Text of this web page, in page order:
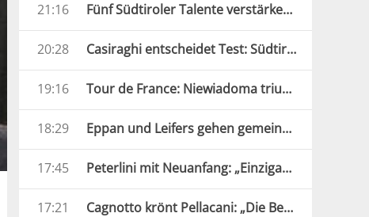
21:16 Fünf Südtiroler Talente verstärken die Carabinieri
20:28 Casiraghi entscheidet Test: Südtirol bezwingt Verona
19:16 Tour de France: Niewiadoma triumphiert am Mont Ventoux
18:29 Eppan und Leifers gehen gemeinsame Wege
17:45 Peterlini mit Neuanfang: „Einzigartige und verrückte Jahre“
17:21 Cagnotto krönt Pellacani: „Die Beste Europas“